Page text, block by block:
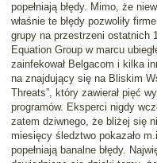
popełniają błędy. Mimo, że
właśnie te błędy pozwoliły
grupy na przestrzeni ostatnich
Equation Group w marcu
zainfekował Belgacom i kilka
na znajdujący się na Bliskim
Threats”, który zawierał pięć
programów. Eksperci nigdy
zatem dziwnego, że bliżej się
miesięcy śledztwo pokazało
popełniają banalne błędy.